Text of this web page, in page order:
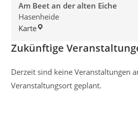
Am Beet an der alten Eiche
Hasenheide
KarteAm
an
alten
Zukünftige
Derzeit sind keine Veranstaltungen
Veranstaltungsort geplant.